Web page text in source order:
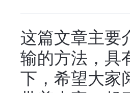
这篇文章主要
输的方法，具
下，希望大家